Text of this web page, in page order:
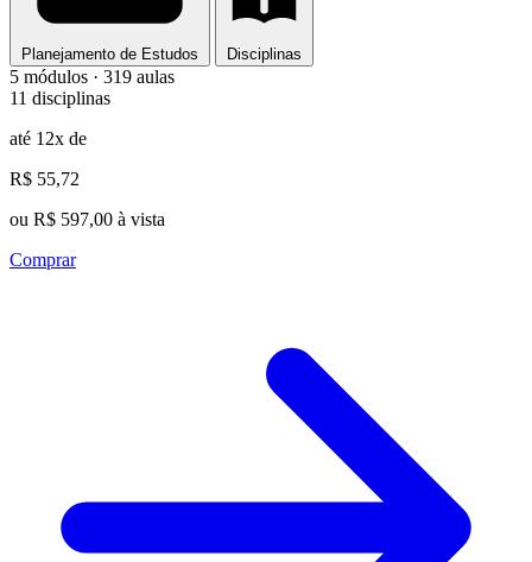
Planejamento de Estudos Disciplinas
5 módulos · 319 aulas
11 disciplinas
até 12x de
R$ 55,72
ou R$ 597,00 à vista
Comprar